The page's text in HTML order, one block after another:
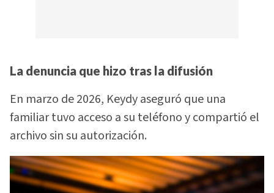
La denuncia que hizo tras la difusión
En marzo de 2026, Keydy aseguró que una
familiar tuvo acceso a su teléfono y compartió el
archivo sin su autorización.